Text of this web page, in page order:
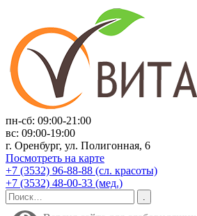
пн-сб: 09:00-21:00
вс: 09:00-19:00
г. Оренбург, ул. Полигонная, 6
Посмотреть на карте
+7 (3532) 96-88-88 (сл. красоты)
+7 (3532) 48-00-33 (мед.)